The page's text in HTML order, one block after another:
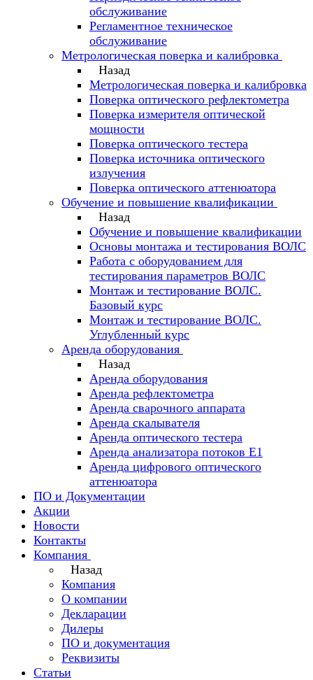
обслуживание
Регламентное техническое
обслуживание
Метрологическая поверка и калибровка
Назад
Метрологическая поверка и калибровка
Поверка оптического рефлектометра
Поверка измерителя оптической
мощности
Поверка оптического тестера
Поверка источника оптического
излучения
Поверка оптического аттенюатора
Обучение и повышение квалификации
Назад
Обучение и повышение квалификации
Основы монтажа и тестирования ВОЛС
Работа с оборудованием для
тестирования параметров ВОЛС
Монтаж и тестирование ВОЛС.
Базовый курс
Монтаж и тестирование ВОЛС.
Углубленный курс
Аренда оборудования
Назад
Аренда оборудования
Аренда рефлектометра
Аренда сварочного аппарата
Аренда скалывателя
Аренда оптического тестера
Аренда анализатора потоков Е1
Аренда цифрового оптического
аттенюатора
ПО и Документации
Акции
Новости
Контакты
Компания
Назад
Компания
О компании
Декларации
Дилеры
ПО и документация
Реквизиты
Статьи